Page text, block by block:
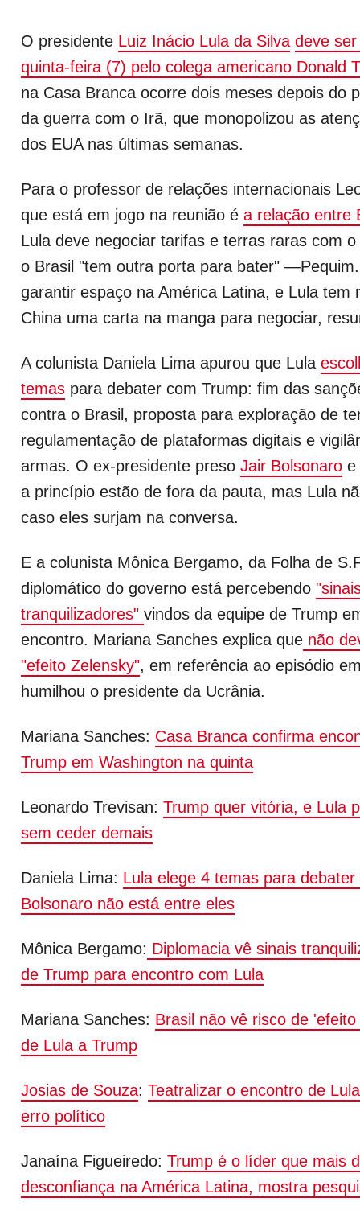
O presidente Luiz Inácio Lula da Silva deve
quinta-feira (7) pelo colega americano Donald
na Casa Branca ocorre dois meses depois do
da guerra com o Irã, que monopolizou as
dos EUA nas últimas semanas.
Para o professor de relações internacionais
que está em jogo na reunião é a relação entre
Lula deve negociar tarifas e terras raras com
o Brasil "tem outra porta para bater"
garantir espaço na América Latina, e Lula tem
China uma carta na manga para negociar,
A colunista Daniela Lima apurou que Lula
temas para debater com Trump: fim das
contra o Brasil, proposta para exploração de
regulamentação de plataformas digitais e
armas. O ex-presidente preso Jair Bolsonaro e
a princípio estão de fora da pauta, mas Lula
caso eles surjam na conversa.
E a colunista Mônica Bergamo, da Folha de
diplomático do governo está percebendo
tranquilizadores" vindos da equipe de Trump
encontro. Mariana Sanches explica que não
"efeito Zelensky", em referência ao episódio
humilhou o presidente da Ucrânia.
Mariana Sanches: Casa Branca confirma
Trump em Washington na quinta
Leonardo Trevisan: Trump quer vitória, e Lula
sem ceder demais
Daniela Lima: Lula elege 4 temas para
Bolsonaro não está entre eles
Mônica Bergamo: Diplomacia vê sinais
de Trump para encontro com Lula
Mariana Sanches: Brasil não vê risco de
de Lula a Trump
Josias de Souza: Teatralizar o encontro de
erro político
Janaína Figueiredo: Trump é o líder que mais
desconfiança na América Latina, mostra